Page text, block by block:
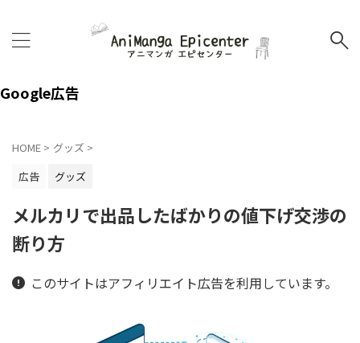
Google広告
HOME > グッズ >
広告
グッズ
メルカリで出品したばかりの値下げ交渉の
断り方
このサイトはアフィリエイト広告を利用しています。